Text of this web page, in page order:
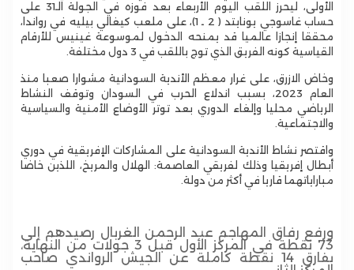
الأولى، ليحرز اللقب اليوم الأربعاء بعد فوزه في الجولة الـ31 على
حساب غاسوجي يونايتد ( 2 ـ 1)، على ملعب كيغالي بيليه في رواندا،
محققا إنجازا عالميا قد يمنحه الدخول لموسوعة غينيس للأرقام
القياسية كونه الفريق الذي توج باللقب في 3 دول مختلفة.
وخاض الازرق، على غرار معظم الأندية السودانية مشوارا صعبا منذ
العام 2023، بسبب اندلاع الحرب في السودان وتوقف النشاط
الرياضي محليا وإلغاء الدوري بعد توتر الأوضاع الأمنية والسياسية
والاجتماعية.
واقتصر نشاط الأندية السودانية على المشاركات الإفريقية في دوري
أبطال إفريقيا وذلك لفريقي العاصمة: الهلال والمريخ، اللذين خاضا
مباراياتهما قاريا في أكثر من دولة.
ورفع رفاق المهاجم عبد الرحمن الغربال رصيدهم إلى
73 نقطة في المركز الأول قبل 3 جولات من النهاية،
بفارق 14 نقطة كاملة عن الجيش الرواندي صاحب